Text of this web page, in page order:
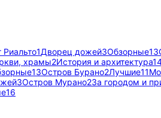
Риальто1Дворец дожей3Обзорные13
храмы2История и архитектура
13Остров Бурано2Лучшие11
3Остров Мурано2За городом и
16